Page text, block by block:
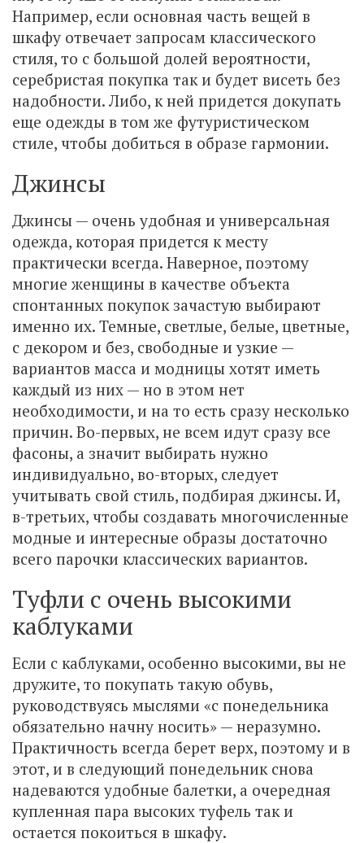
Например, если основная часть вещей в
шкафу отвечает запросам классического
стиля, то с большой долей вероятности,
серебристая покупка так и будет висеть без
надобности. Либо, к ней придется докупать
еще одежды в том же футуристическом
стиле, чтобы добиться в образе гармонии.
Джинсы
Джинсы — очень удобная и универсальная
одежда, которая придется к месту
практически всегда. Наверное, поэтому
многие женщины в качестве объекта
спонтанных покупок зачастую выбирают
именно их. Темные, светлые, белые, цветные,
с декором и без, свободные и узкие —
вариантов масса и модницы хотят иметь
каждый из них — но в этом нет
необходимости, и на то есть сразу несколько
причин. Во-первых, не всем идут сразу все
фасоны, а значит выбирать нужно
индивидуально, во-вторых, следует
учитывать свой стиль, подбирая джинсы. И,
в-третьих, чтобы создавать многочисленные
модные и интересные образы достаточно
всего парочки классических вариантов.
Туфли с очень высокими
каблуками
Если с каблуками, особенно высокими, вы не
дружите, то покупать такую обувь,
руководствуясь мыслями «с понедельника
обязательно начну носить» — неразумно.
Практичность всегда берет верх, поэтому и в
этот, и в следующий понедельник снова
надеваются удобные балетки, а очередная
купленная пара высоких туфель так и
остается покоиться в шкафу.